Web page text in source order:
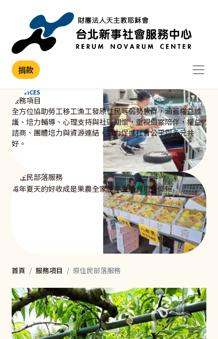
捐款
SERVICES
服務項目
全方位協助勞工移工漁工發原住民等弱勢族群，涵蓋權益維
護、培力輔導、心理支持與社區關懷，重視個案陪伴，權益
諮商、團體培力與資源連結，致力促進社會公平與多元共
好。
原住民部落服務
每年夏天的好收成是果農全家整年生活費用所仰賴
首頁 服務項目 原住民部落服務